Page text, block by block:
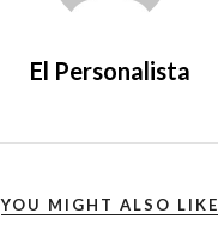
El Personalista
YOU MIGHT ALSO LIKE